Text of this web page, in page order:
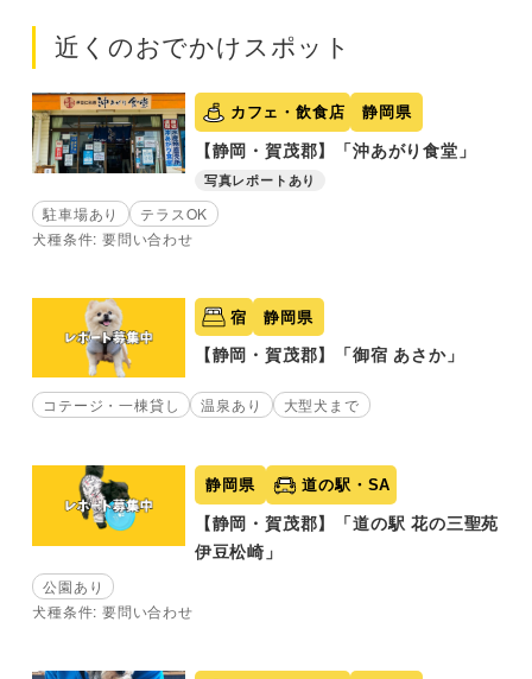
近くのおでかけスポット
カフェ・飲食店 静岡県
【静岡・賀茂郡】「沖あがり食堂」
写真レポートあり
駐車場あり
テラスOK
犬種条件: 要問い合わせ
宿 静岡県
【静岡・賀茂郡】「御宿 あさか」
コテージ・一棟貸し 温泉あり 大型犬まで
静岡県 道の駅・SA
【静岡・賀茂郡】「道の駅 花の三聖苑
伊豆松崎」
公園あり
犬種条件: 要問い合わせ